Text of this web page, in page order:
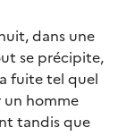
dans une
se précipite,
fuite tel quel
un homme
tandis que